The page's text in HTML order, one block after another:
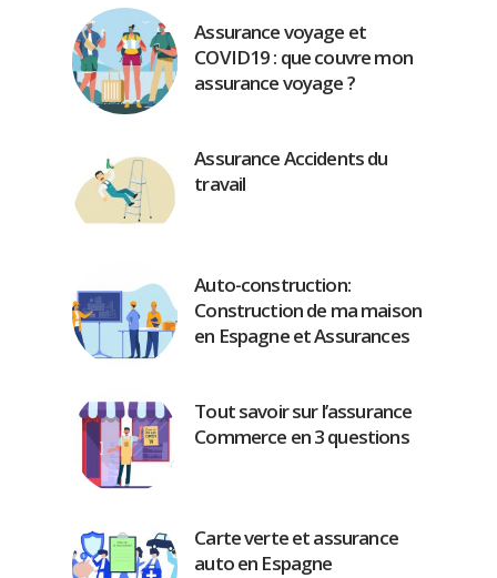
Assurance voyage et
COVID19 : que couvre mon
assurance voyage ?
Assurance Accidents du
travail
Auto-construction:
Construction de ma maison
en Espagne et Assurances
Tout savoir sur l’assurance
Commerce en 3 questions
Carte verte et assurance
auto en Espagne